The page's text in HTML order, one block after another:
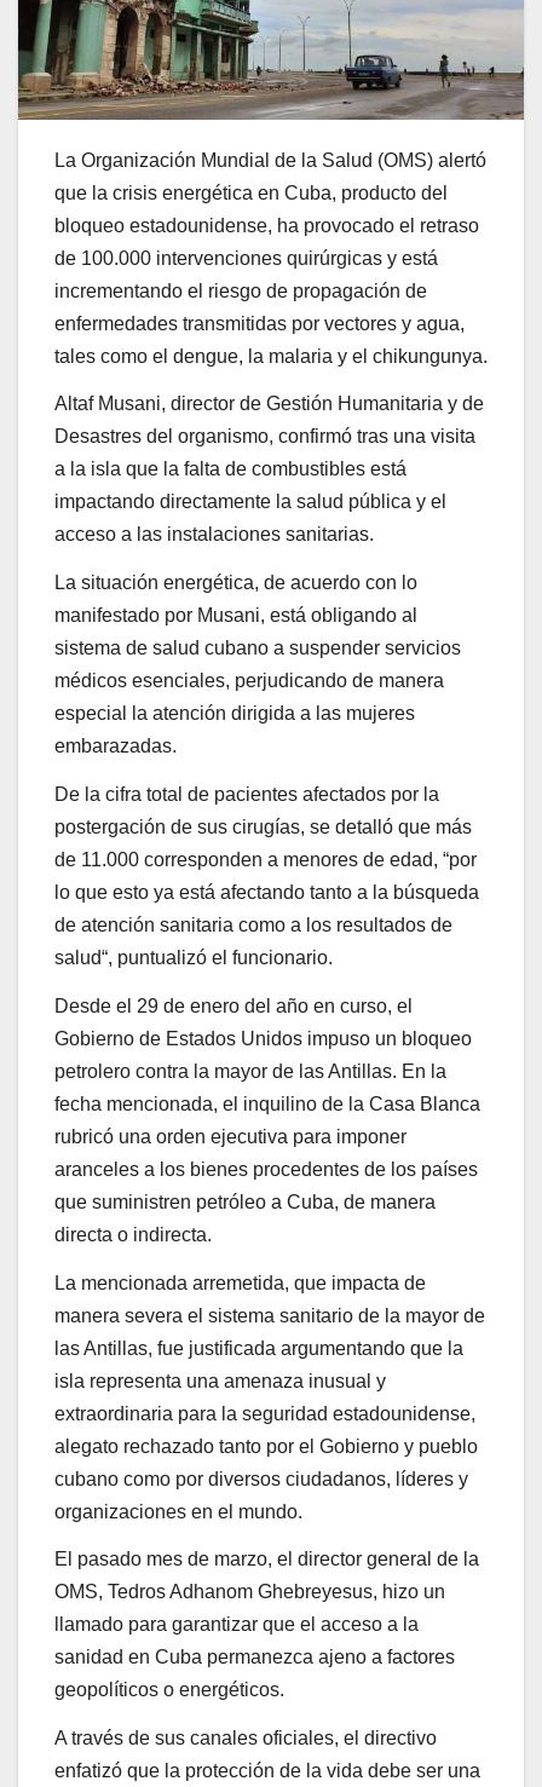
La Organización Mundial de la Salud (OMS) alertó
que la crisis energética en Cuba, producto del
bloqueo estadounidense, ha provocado el retraso
de 100.000 intervenciones quirúrgicas y está
incrementando el riesgo de propagación de
enfermedades transmitidas por vectores y agua,
tales como el dengue, la malaria y el chikungunya.
Altaf Musani, director de Gestión Humanitaria y de
Desastres del organismo, confirmó tras una visita
a la isla que la falta de combustibles está
impactando directamente la salud pública y el
acceso a las instalaciones sanitarias.
La situación energética, de acuerdo con lo
manifestado por Musani, está obligando al
sistema de salud cubano a suspender servicios
médicos esenciales, perjudicando de manera
especial la atención dirigida a las mujeres
embarazadas.
De la cifra total de pacientes afectados por la
postergación de sus cirugías, se detalló que más
de 11.000 corresponden a menores de edad, “por
lo que esto ya está afectando tanto a la búsqueda
de atención sanitaria como a los resultados de
salud“, puntualizó el funcionario.
Desde el 29 de enero del año en curso, el
Gobierno de Estados Unidos impuso un bloqueo
petrolero contra la mayor de las Antillas. En la
fecha mencionada, el inquilino de la Casa Blanca
rubricó una orden ejecutiva para imponer
aranceles a los bienes procedentes de los países
que suministren petróleo a Cuba, de manera
directa o indirecta.
La mencionada arremetida, que impacta de
manera severa el sistema sanitario de la mayor de
las Antillas, fue justificada argumentando que la
isla representa una amenaza inusual y
extraordinaria para la seguridad estadounidense,
alegato rechazado tanto por el Gobierno y pueblo
cubano como por diversos ciudadanos, líderes y
organizaciones en el mundo.
El pasado mes de marzo, el director general de la
OMS, Tedros Adhanom Ghebreyesus, hizo un
llamado para garantizar que el acceso a la
sanidad en Cuba permanezca ajeno a factores
geopolíticos o energéticos.
A través de sus canales oficiales, el directivo
enfatizó que la protección de la vida debe ser una